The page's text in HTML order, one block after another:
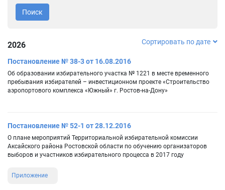
Поиск
2026 Сортировать по дате
Постановление № 38-3 от 16.08.2016
Об образовании избирательного участка № 1221 в месте временного
пребывания избирателей – инвестиционном проекте «Строительство
аэропортового комплекса «Южный» г. Ростов-на-Дону»
Постановление № 52-1 от 28.12.2016
О плане мероприятий Территориальной избирательной комиссии
Аксайского района Ростовской области по обучению организаторов
выборов и участников избирательного процесса в 2017 году
Приложение